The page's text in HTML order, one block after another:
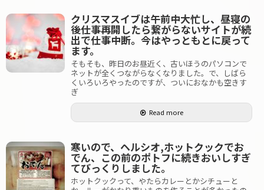
クリスマスイブは午前中大忙し、昼寝の
後仕事再開したら繋がらないサイトが続
出で仕事中断。今はやっともとに戻って
ます。
そもそも、昨日のお昼近く、古いほうのパソコンで
ネットが全くつながらなくなりました。で、しばら
くいろいろやったのですが、ついにおなかも空きす
ぎ
Read more
寒いので、ヘルシオ,ホットクックでお
でん、この前のポトフに続きおいしすぎ
てびっくりしました。
ホットクックって、やたらカレーとかシチューと